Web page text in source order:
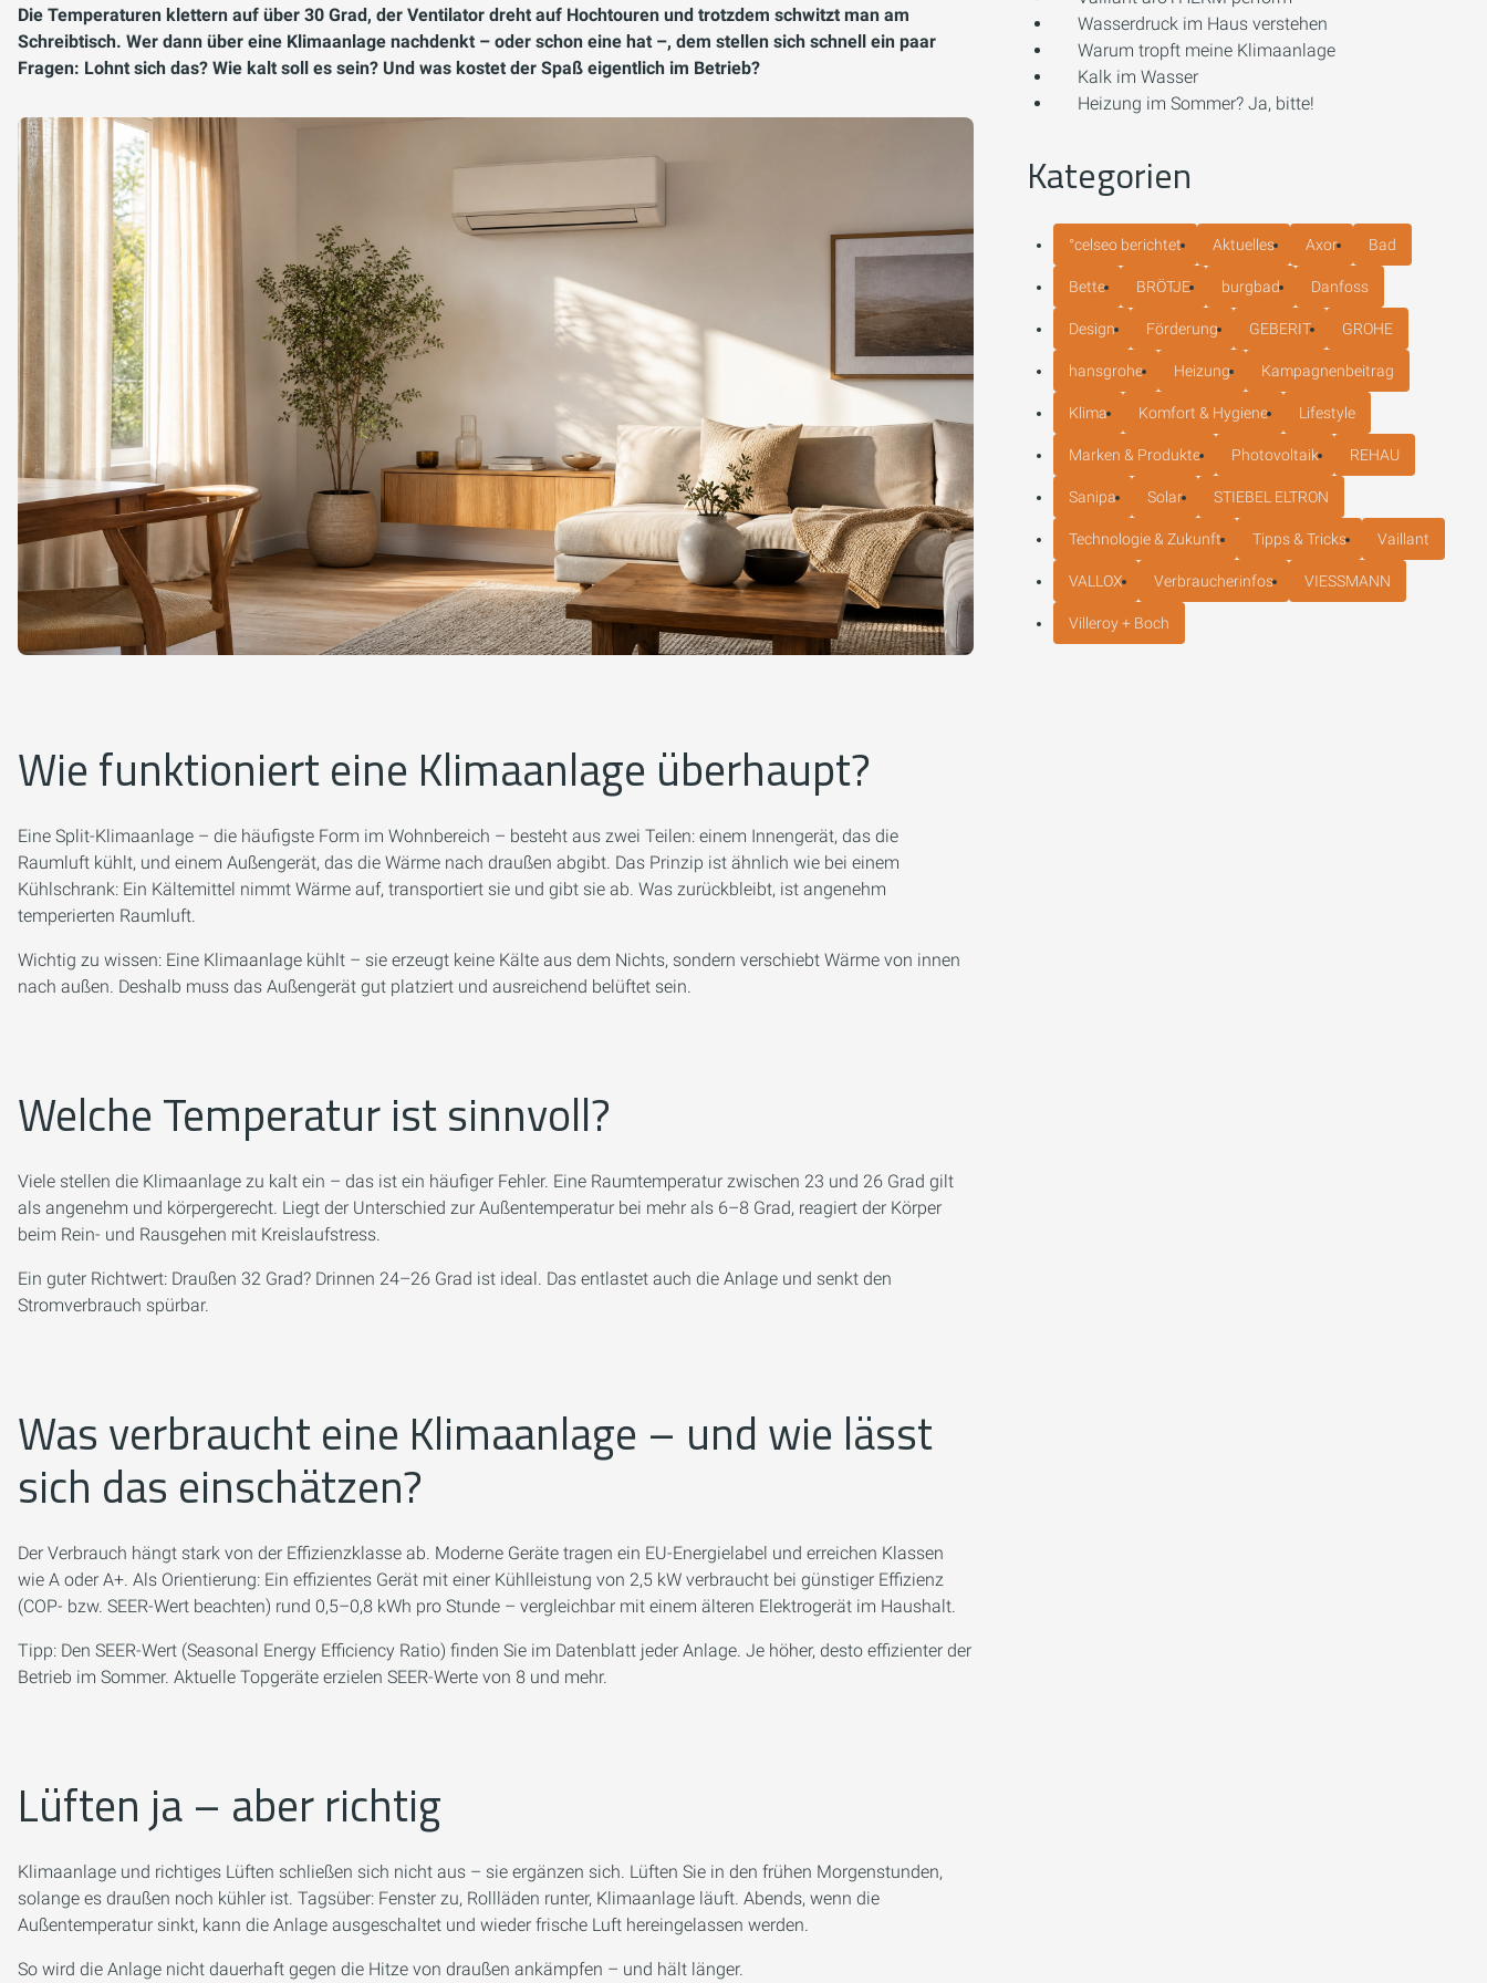
Die Temperaturen klettern auf über 30 Grad, der Ventilator dreht auf Hochtouren und trotzdem schwitzt man am
Schreibtisch. Wer dann über eine Klimaanlage nachdenkt – oder schon eine hat –, dem stellen sich schnell ein paar
Fragen: Lohnt sich das? Wie kalt soll es sein? Und was kostet der Spaß eigentlich im Betrieb?
Wie funktioniert eine Klimaanlage überhaupt?
Eine Split-Klimaanlage – die häufigste Form im Wohnbereich – besteht aus zwei Teilen: einem Innengerät, das die
Raumluft kühlt, und einem Außengerät, das die Wärme nach draußen abgibt. Das Prinzip ist ähnlich wie bei einem
Kühlschrank: Ein Kältemittel nimmt Wärme auf, transportiert sie und gibt sie ab. Was zurückbleibt, ist angenehm
temperierten Raumluft.
Wichtig zu wissen: Eine Klimaanlage kühlt – sie erzeugt keine Kälte aus dem Nichts, sondern verschiebt Wärme von innen
nach außen. Deshalb muss das Außengerät gut platziert und ausreichend belüftet sein.
Welche Temperatur ist sinnvoll?
Viele stellen die Klimaanlage zu kalt ein – das ist ein häufiger Fehler. Eine Raumtemperatur zwischen 23 und 26 Grad gilt
als angenehm und körpergerecht. Liegt der Unterschied zur Außentemperatur bei mehr als 6–8 Grad, reagiert der Körper
beim Rein- und Rausgehen mit Kreislaufstress.
Ein guter Richtwert: Draußen 32 Grad? Drinnen 24–26 Grad ist ideal. Das entlastet auch die Anlage und senkt den
Stromverbrauch spürbar.
Was verbraucht eine Klimaanlage – und wie lässt
sich das einschätzen?
Der Verbrauch hängt stark von der Effizienzklasse ab. Moderne Geräte tragen ein EU-Energielabel und erreichen Klassen
wie A oder A+. Als Orientierung: Ein effizientes Gerät mit einer Kühlleistung von 2,5 kW verbraucht bei günstiger Effizienz
(COP- bzw. SEER-Wert beachten) rund 0,5–0,8 kWh pro Stunde – vergleichbar mit einem älteren Elektrogerät im Haushalt.
Tipp: Den SEER-Wert (Seasonal Energy Efficiency Ratio) finden Sie im Datenblatt jeder Anlage. Je höher, desto effizienter der
Betrieb im Sommer. Aktuelle Topgeräte erzielen SEER-Werte von 8 und mehr.
Lüften ja – aber richtig
Klimaanlage und richtiges Lüften schließen sich nicht aus – sie ergänzen sich. Lüften Sie in den frühen Morgenstunden,
solange es draußen noch kühler ist. Tagsüber: Fenster zu, Rollläden runter, Klimaanlage läuft. Abends, wenn die
Außentemperatur sinkt, kann die Anlage ausgeschaltet und wieder frische Luft hereingelassen werden.
So wird die Anlage nicht dauerhaft gegen die Hitze von draußen ankämpfen – und hält länger.
Wasserdruck im Haus verstehen
Warum tropft meine Klimaanlage
Kalk im Wasser
Heizung im Sommer? Ja, bitte!
Kategorien
°celseo berichtet Aktuelles Axor Bad
Bette BRÖTJE burgbad Danfoss
Design Förderung GEBERIT GROHE
hansgrohe Heizung Kampagnenbeitrag
Klima Komfort & Hygiene Lifestyle
Marken & Produkte Photovoltaik REHAU
Sanipa Solar STIEBEL ELTRON
Technologie & Zukunft Tipps & Tricks Vaillant
VALLOX Verbraucherinfos VIESSMANN
Villeroy + Boch